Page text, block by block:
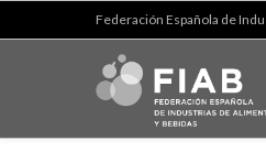
Federación Española de